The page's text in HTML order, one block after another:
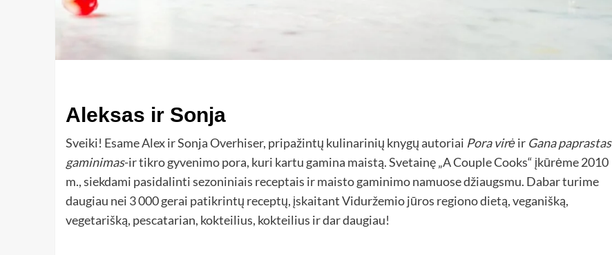
Aleksas ir Sonja
Sveiki! Esame Alex ir Sonja Overhiser, pripažintų kulinarinių knygų autoriai Pora virėir Gana paprastas
gaminimas-ir tikro gyvenimo pora, kuri kartu gamina maistą. Svetainę „A Couple Cooks“ įkūrėme 2010
m., siekdami pasidalinti sezoniniais receptais ir maisto gaminimo namuose džiaugsmu. Dabar turime
daugiau nei 3 000 gerai patikrintų receptų, įskaitant Viduržemio jūros regiono dietą, veganišką,
vegetarišką, pescatarian, kokteilius, kokteilius ir dar daugiau!